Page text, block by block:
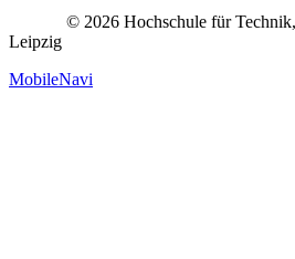
© 2026 Hochschule für
Leipzig
MobileNavi